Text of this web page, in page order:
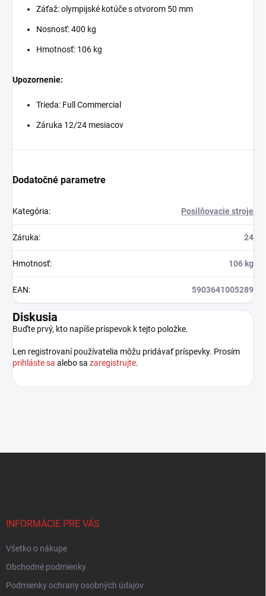
Záťaž: olympijské kotúče s otvorom 50 mm
Nosnosť: 400 kg
Hmotnosť: 106 kg
Upozornenie:
Trieda: Full Commercial
Záruka 12/24 mesiacov
Dodatočné parametre
Kategória: Posilňovacie stroje
Záruka: 24
Hmotnosť: 106 kg
EAN: 5903641005289
Diskusia
Buďte prvý, kto napíše príspevok k tejto položke.
Len registrovaní používatelia môžu pridávať príspevky. Prosím
prihláste sa alebo sa zaregistrujte.
INFORMÁCIE PRE VÁS
Všetko o nákupe
Obchodné podmienky
Podmienky ochrany osobných údajov